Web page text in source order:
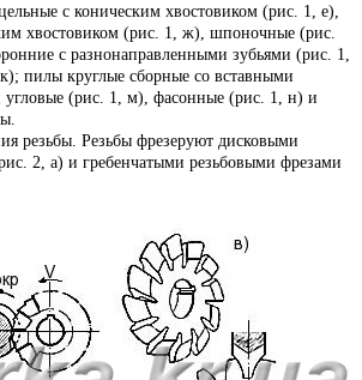
с коническим хвостовиком (рис. 1, е),
хвостовиком (рис. 1, ж), шпоночные (рис.
с разнонаправленными зубьями (рис. 1,
пилы круглые сборные со вставными
угловые (рис. 1, м), фасонные (рис. 1, н) и
резьбы. Резьбы фрезеруют дисковыми
2, а) и гребенчатыми резьбовыми фрезами